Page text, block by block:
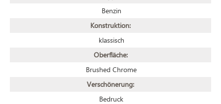
Benzin
Konstruktion:
klassisch
Oberfläche:
Brushed Chrome
Verschönerung:
Bedruck